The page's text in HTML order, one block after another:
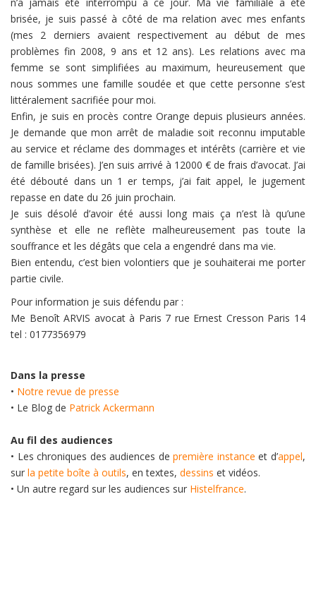
brisée, je suis passé à côté de ma relation avec mes enfants
(mes 2 derniers avaient respectivement au début de mes
problèmes fin 2008, 9 ans et 12 ans). Les relations avec ma
femme se sont simplifiées au maximum, heureusement que
nous sommes une famille soudée et que cette personne s’est
littéralement sacrifiée pour moi.
Enfin, je suis en procès contre Orange depuis plusieurs années.
Je demande que mon arrêt de maladie soit reconnu imputable
au service et réclame des dommages et intérêts (carrière et vie
de famille brisées). J’en suis arrivé à 12000 € de frais d’avocat. J’ai
été débouté dans un 1 er temps, j’ai fait appel, le jugement
repasse en date du 26 juin prochain.
Je suis désolé d’avoir été aussi long mais ça n’est là qu’une
synthèse et elle ne reflète malheureusement pas toute la
souffrance et les dégâts que cela a engendré dans ma vie.
Bien entendu, c’est bien volontiers que je souhaiterai me porter
partie civile.
Pour information je suis défendu par :
Me Benoît ARVIS avocat à Paris 7 rue Ernest Cresson Paris 14
tel : 0177356979
Dans la presse
• Notre revue de presse
• Le Blog de Patrick Ackermann
Au fil des audiences
• Les chroniques des audiences depremière instance et d’appel,
sur la petite boîte à outils, en textes, dessins et vidéos.
• Un autre regard sur les audiences sur Histelfrance.